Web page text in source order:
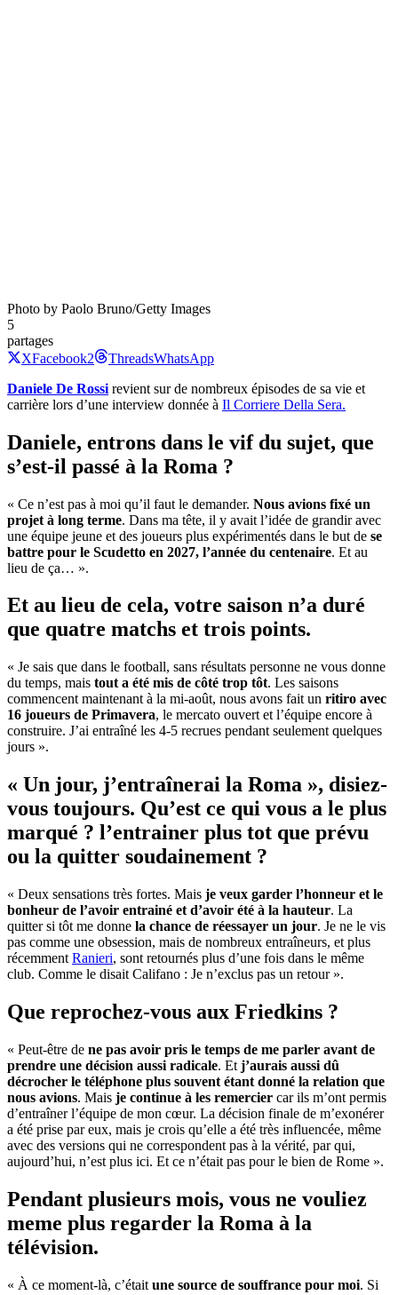
Photo by Paolo Bruno/Getty Images
5
partages
XFacebook2 ThreadsWhatsApp
Daniele De Rossi revient sur de nombreux épisodes de sa vie et
carrière lors d’une interview donnée à Il Corriere Della Sera.
Daniele, entrons dans le vif du sujet, que
s’est-il passé à la Roma ?
« Ce n’est pas à moi qu’il faut le demander. Nous avions fixé un
projet à long terme. Dans ma tête, il y avait l’idée de grandir avec
une équipe jeune et des joueurs plus expérimentés dans le but de se
battre pour le Scudetto en 2027, l’année du centenaire. Et au
lieu de ça… ».
Et au lieu de cela, votre saison n’a duré
que quatre matchs et trois points.
« Je sais que dans le football, sans résultats personne ne vous donne
du temps, mais tout a été mis de côté trop tôt. Les saisons
commencent maintenant à la mi-août, nous avons fait un ritiro avec
16 joueurs de Primavera, le mercato ouvert et l’équipe encore à
construire. J’ai entraîné les 4-5 recrues pendant seulement quelques
jours ».
« Un jour, j’entraînerai la Roma », disiez-
vous toujours. Qu’est ce qui vous a le plus
marqué ? l’entrainer plus tot que prévu
ou la quitter soudainement ?
« Deux sensations très fortes. Mais je veux garder l’honneur et le
bonheur de l’avoir entrainé et d’avoir été à la hauteur. La
quitter si tôt me donne la chance de réessayer un jour. Je ne le vis
pas comme une obsession, mais de nombreux entraîneurs, et plus
récemment Ranieri, sont retournés plus d’une fois dans le même
club. Comme le disait Califano : Je n’exclus pas un retour ».
Que reprochez-vous aux Friedkins ?
« Peut-être de ne pas avoir pris le temps de me parler avant de
prendre une décision aussi radicale. Et j’aurais aussi dû
décrocher le téléphone plus souvent étant donné la relation que
nous avions. Mais je continue à les remercier car ils m’ont permis
d’entraîner l’équipe de mon cœur. La décision finale de m’exonérer
a été prise par eux, mais je crois qu’elle a été très influencée, même
avec des versions qui ne correspondent pas à la vérité, par qui,
aujourd’hui, n’est plus ici. Et ce n’était pas pour le bien de Rome ».
Pendant plusieurs mois, vous ne vouliez
meme plus regarder la Roma à la
télévision.
« À ce moment-là, c’était une source de souffrance pour moi. Si